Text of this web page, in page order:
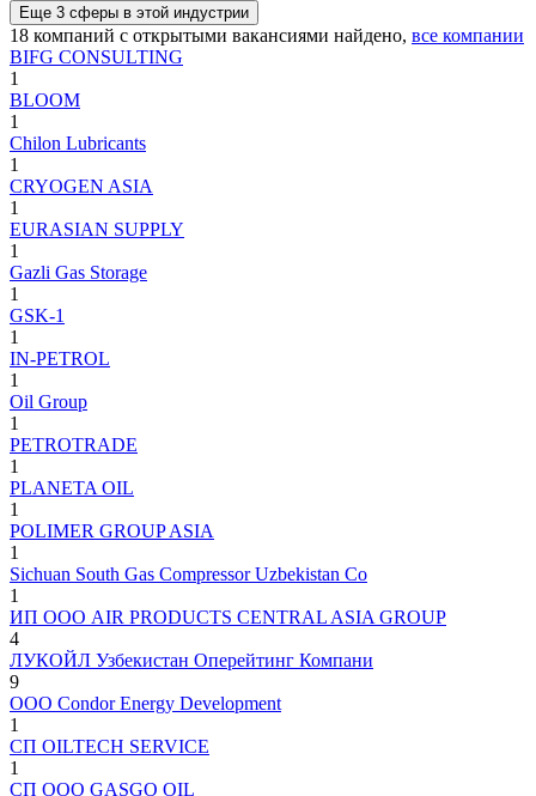
Еще 3 сферы в этой индустрии
18 компаний с открытыми вакансиями найдено, все компании
BIFG CONSULTING
1
BLOOM
1
Chilon Lubricants
1
CRYOGEN ASIA
1
EURASIAN SUPPLY
1
Gazli Gas Storage
1
GSK-1
1
IN-PETROL
1
Oil Group
1
PETROTRADE
1
PLANETA OIL
1
POLIMER GROUP ASIA
1
Sichuan South Gas Compressor Uzbekistan Co
1
ИП ООО AIR PRODUCTS CENTRAL ASIA GROUP
4
ЛУКОЙЛ Узбекистан Оперейтинг Компани
9
ООО Condor Energy Development
1
СП OILTECH SERVICE
1
СП ООО GASGO OIL